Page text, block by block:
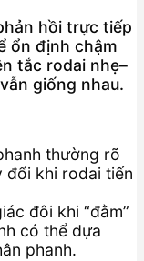
hồi trực tiếp
ổn định chậm
tắc rodai nhẹ–
giống nhau.
thường rõ
đổi khi rodai tiến
đôi khi “đằm”
có thể dựa
phanh.